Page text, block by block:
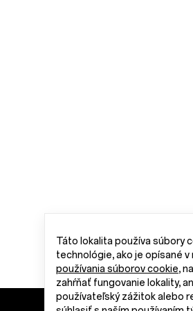
Táto lokalita používa súbory
technológie, ako je opísané v
používania súborov cookie,
zahŕňať fungovanie lokality,
používateľský zážitok alebo